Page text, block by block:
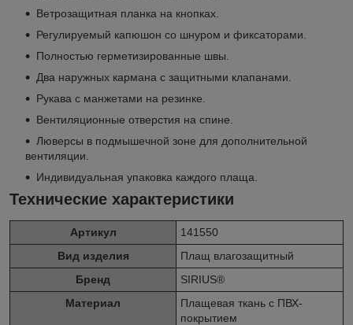
Ветрозащитная планка на кнопках.
Регулируемый капюшон со шнуром и фиксаторами.
Полностью герметизированные швы.
Два наружных кармана с защитными клапанами.
Рукава с манжетами на резинке.
Вентиляционные отверстия на спине.
Люверсы в подмышечной зоне для дополнительной
вентиляции.
Индивидуальная упаковка каждого плаща.
Технические характеристики
Артикул
141550
Вид изделия
Плащ влагозащитный
Бренд
SIRIUS®
Материал
Плащевая ткань с ПВХ-
покрытием